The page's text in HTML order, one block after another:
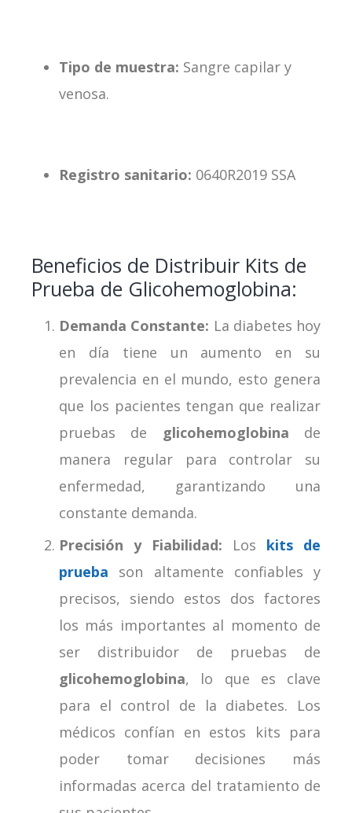
Tipo de muestra: Sangre capilar y
venosa.
Registro sanitario: 0640R2019 SSA
Beneficios de Distribuir Kits de
Prueba de Glicohemoglobina:
Demanda Constante: La diabetes hoy
en día tiene un aumento en su
prevalencia en el mundo, esto genera
que los pacientes tengan que realizar
pruebas de glicohemoglobina de
manera regular para controlar su
enfermedad, garantizando una
constante demanda.
Precisión y Fiabilidad: Los kits de
prueba son altamente confiables y
precisos, siendo estos dos factores
los más importantes al momento de
ser distribuidor de pruebas de
glicohemoglobina, lo que es clave
para el control de la diabetes. Los
médicos confían en estos kits para
poder tomar decisiones más
informadas acerca del tratamiento de